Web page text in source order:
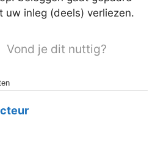
uw inleg (deels) verliezen.
Vond je dit nuttig?